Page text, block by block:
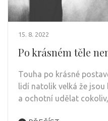
15. 8. 2022
Po krásném těle
Touha po krásné
lidí natolik velká že
a ochotní udělat